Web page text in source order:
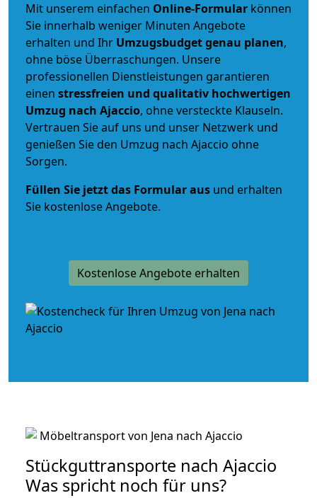
Mit unserem einfachen Online-Formular können
Sie innerhalb weniger Minuten Angebote
erhalten und Ihr Umzugsbudgetgenau planen,
ohne böse Überraschungen. Unsere
professionellen Dienstleistungen garantieren
einen stressfreien und qualitativ hochwertigen
Umzug nach Ajaccio, ohne versteckte Klauseln.
Vertrauen Sie auf uns und unser Netzwerk und
genießen Sie den Umzug nach Ajaccio ohne
Sorgen.
Füllen Sie jetzt das Formular aus und erhalten
Sie kostenlose Angebote.
Kostenlose Angebote erhalten
Stückguttransporte nach Ajaccio
Was spricht noch für uns?